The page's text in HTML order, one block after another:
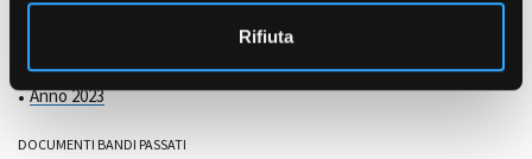
Rifiuta
Anno 2023
DOCUMENTI BANDI PASSATI